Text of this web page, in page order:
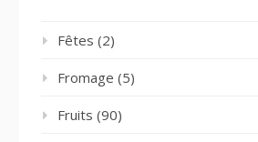
Fêtes (2)
Fromage (5)
Fruits (90)